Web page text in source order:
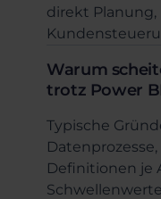
direkt Planung,
Warum
trotz Power
Typische
Definitionen je